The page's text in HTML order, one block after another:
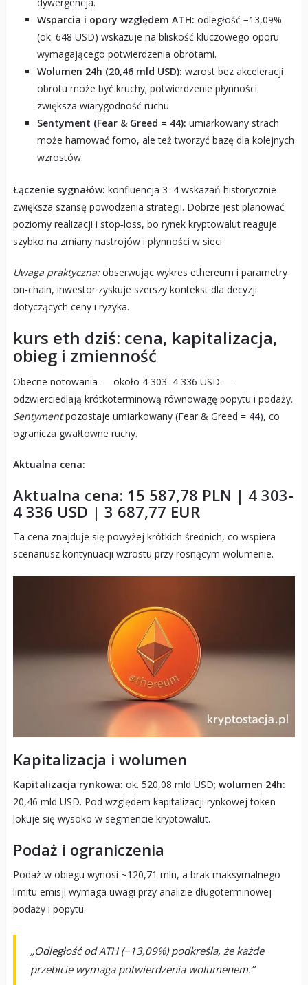
Wsparcia i opory względem ATH: odległość −13,09%
(ok. 648 USD) wskazuje na bliskość kluczowego oporu
wymagającego potwierdzenia obrotami.
Wolumen 24h (20,46 mld USD): wzrost bez akceleracji
obrotu może być kruchy; potwierdzenie płynności
zwiększa wiarygodność ruchu.
Sentyment (Fear & Greed = 44): umiarkowany strach
może hamować fomo, ale też tworzyć bazę dla kolejnych
wzrostów.
Łączenie sygnałów: konfluencja 3–4 wskazań historycznie
zwiększa szansę powodzenia strategii. Dobrze jest planować
poziomy realizacji i stop‑loss, bo rynek kryptowalut reaguje
szybko na zmiany nastrojów i płynności w sieci.
Uwaga praktyczna:obserwując wykres ethereum i parametry
on‑chain, inwestor zyskuje szerszy kontekst dla decyzji
dotyczących ceny i ryzyka.
kurs eth dziś: cena, kapitalizacja,
obieg i zmienność
Obecne notowania — około 4 303–4 336 USD —
odzwierciedlają krótkoterminową równowagę popytu i podaży.
Sentymentpozostaje umiarkowany (Fear & Greed = 44), co
ogranicza gwałtowne ruchy.
Aktualna cena:
Aktualna cena: 15 587,78 PLN | 4 303-
4 336 USD | 3 687,77 EUR
Ta cena znajduje się powyżej krótkich średnich, co wspiera
scenariusz kontynuacji wzrostu przy rosnącym wolumenie.
Kapitalizacja i wolumen
Kapitalizacja rynkowa: ok. 520,08 mld USD; wolumen 24h:
20,46 mld USD. Pod względem kapitalizacji rynkowej token
lokuje się wysoko w segmencie kryptowalut.
Podaż i ograniczenia
Podaż w obiegu wynosi ~120,71 mln, a brak maksymalnego
limitu emisji wymaga uwagi przy analizie długoterminowej
podaży i popytu.
„Odległość od ATH (−13,09%) podkreśla, że każde
przebicie wymaga potwierdzenia wolumenem.”